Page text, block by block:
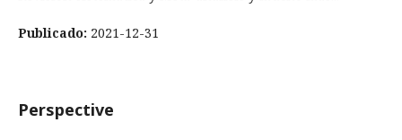
Publicado: 2021-12-31
Perspective